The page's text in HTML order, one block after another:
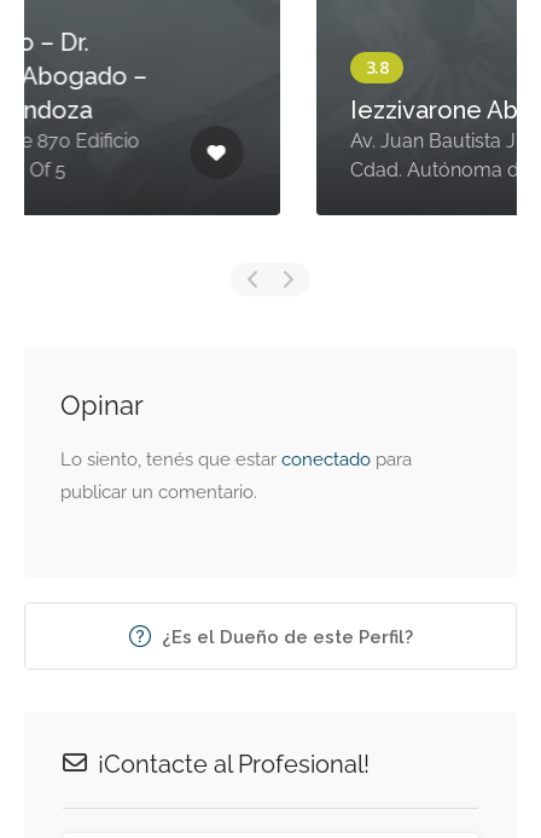
Iezzivarone Abogados
Av. Juan Bautista Justo 637, C1425
Cdad. Autónoma de Buenos Aires
Opinar
Lo siento, tenés que estar conectado para
publicar un comentario.
¿Es el Dueño de este Perfil?
¡Contacte al Profesional!